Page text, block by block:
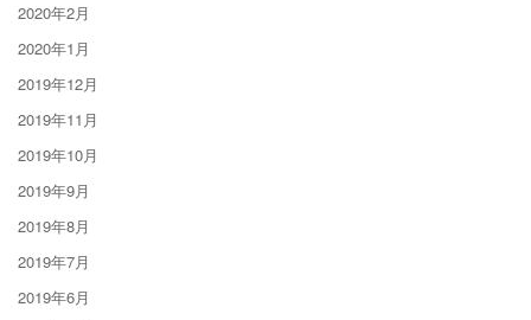
2020年2月
2020年1月
2019年12月
2019年11月
2019年10月
2019年9月
2019年8月
2019年7月
2019年6月